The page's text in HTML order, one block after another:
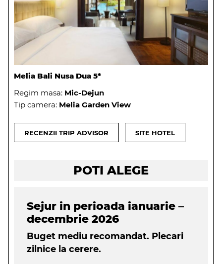
Melia Bali Nusa Dua 5*
Regim masa: Mic-Dejun
Tip camera: Melia Garden View
RECENZII TRIP ADVISOR SITE HOTEL
POTI ALEGE
Sejur in perioada ianuarie –
decembrie 2026
Buget mediu recomandat. Plecari
zilnice la cerere.